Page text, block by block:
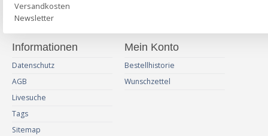
Versandkosten
Newsletter
Informationen
Datenschutz
AGB
Livesuche
Tags
Sitemap
Mein Konto
Bestellhistorie
Wunschzettel